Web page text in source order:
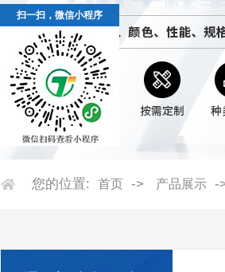
您的位置: 首页 -> 产品展示 -
扫一扫，微信小程序